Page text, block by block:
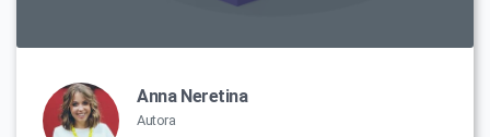
Anna Neretina
Autora